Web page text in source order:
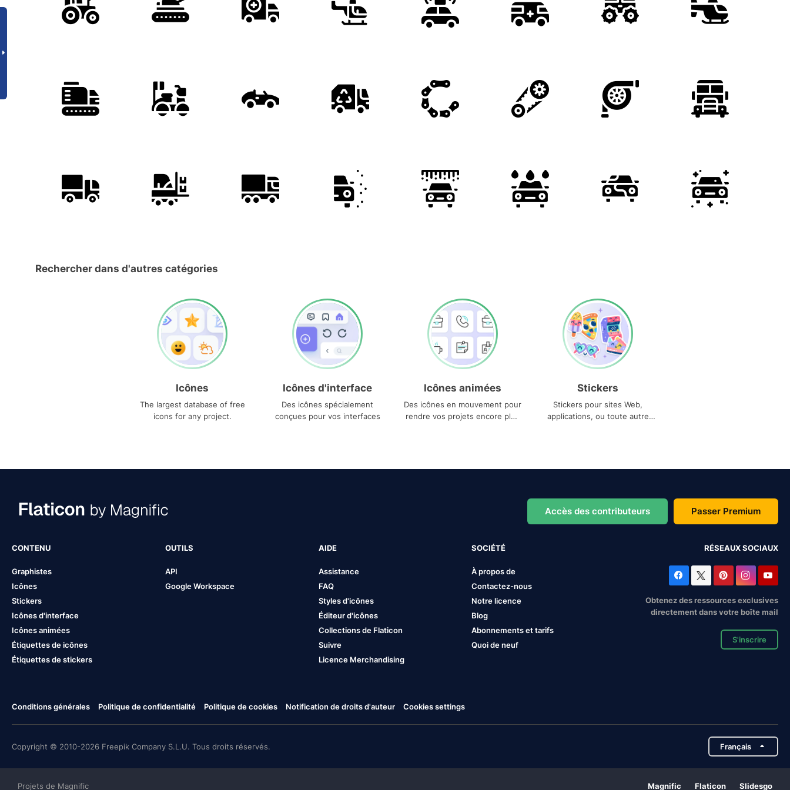
Rechercher dans d'autres catégories
Icônes
The largest database of free
icons for any project.
Icônes d'interface
Des icônes spécialement
conçues pour vos interfaces
Icônes animées
Des icônes en mouvement pour
rendre vos projets encore plus
Stickers
Stickers pour sites Web,
applications, ou toute autre
Accès des contributeurs Passer Premium
CONTENU
Graphistes
Icônes
Stickers
Icônes d'interface
Icônes animées
Étiquettes de icônes
Étiquettes de stickers
OUTILS
API
Google Workspace
AIDE
Assistance
FAQ
Styles d'icônes
Éditeur d'icônes
Collections de Flaticon
Suivre
Licence Merchandising
SOCIÉTÉ
À propos de
Contactez-nous
Notre licence
Blog
Abonnements et tarifs
Quoi de neuf
RÉSEAUX SOCIAUX
Obtenez des ressources exclusives
directement dans votre boîte mail
S'inscrire
Conditions générales Politique de confidentialité Politique de cookies Notification de droits d'auteur Cookies settings
Copyright © 2010-2026 Freepik Company S.L.U. Tous droits réservés. Français
Projets de Magnific Magnific Flaticon Slidesgo